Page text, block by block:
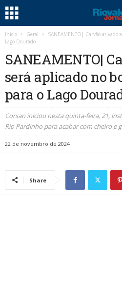
Início Geral
SANEAMENTO| Carvão ativado
Lago Dourado
SANEAMENTO|
será aplicado no
para o Lago
Corsan iniciou nesta quinta-feira, 21,
Rio Pardinho para acabar com cheiro e
22 de novembro de 2024
Share